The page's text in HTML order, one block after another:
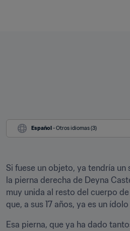
Español - Otros idiomas (3)
Si fuese un objeto, ya tendría un
la pierna derecha de Deyna
muy unida al resto del cuerpo
que, a sus 17 años, ya es un
Esa pierna, que ya ha dado